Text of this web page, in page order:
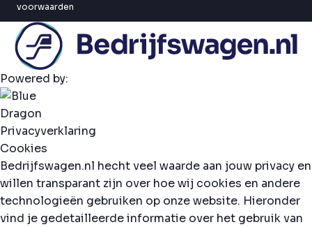
voorwaarden
Powered by:
Privacyverklaring
Cookies
Bedrijfswagen.nl hecht veel waarde aan jouw privacy en
willen transparant zijn over hoe wij cookies en andere
technologieën gebruiken op onze website. Hieronder
vind je gedetailleerde informatie over het gebruik van